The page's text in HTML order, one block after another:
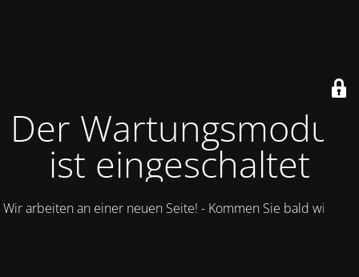
Der Wartungsmodus
ist eingeschaltet
Wir arbeiten an einer neuen Seite! - Kommen Sie bald wieder.